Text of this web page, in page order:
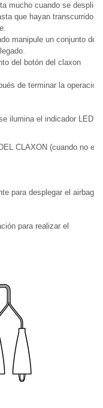
mucho cuando se
que hayan transcurrido al
manipule un conjunto del
del botón del claxon
de terminar la operación.
ilumina el indicador LED
CLAXON (cuando no
para desplegar el airbag.
para realizar el